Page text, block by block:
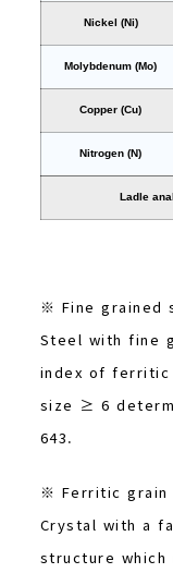
Nickel (Ni)
Molybdenum (Mo)
Copper (Cu)
Nitrogen (N)
Ladle
※ Fine grained
Steel with fine
index of ferritic
size ≥ 6
643.
※ Ferritic grain
Crystal with a
structure which